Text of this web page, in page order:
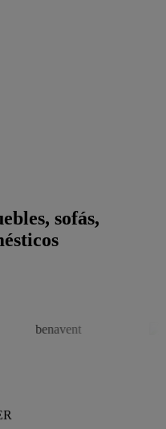
sofás,